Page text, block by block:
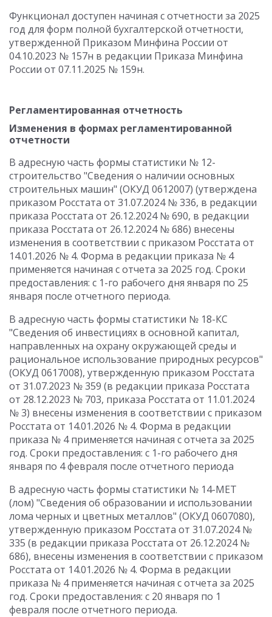
Функционал доступен начиная с отчетности за 2025
год для форм полной бухгалтерской отчетности,
утвержденной Приказом Минфина России от
04.10.2023 № 157н в редакции Приказа Минфина
России от 07.11.2025 № 159н.
Регламентированная отчетность
Изменения в формах регламентированной
отчетности
В адресную часть формы статистики № 12-
строительство "Сведения о наличии основных
строительных машин" (ОКУД 0612007) (утверждена
приказом Росстата от 31.07.2024 № 336, в редакции
приказа Росстата от 26.12.2024 № 690, в редакции
приказа Росстата от 26.12.2024 № 686) внесены
изменения в соответствии с приказом Росстата от
14.01.2026 № 4. Форма в редакции приказа № 4
применяется начиная с отчета за 2025 год. Сроки
предоставления: с 1-го рабочего дня января по 25
января после отчетного периода.
В адресную часть формы статистики № 18-КС
"Сведения об инвестициях в основной капитал,
направленных на охрану окружающей среды и
рациональное использование природных ресурсов"
(ОКУД 0617008), утвержденную приказом Росстата
от 31.07.2023 № 359 (в редакции приказа Росстата
от 28.12.2023 № 703, приказа Росстата от 11.01.2024
№ 3) внесены изменения в соответствии с приказом
Росстата от 14.01.2026 № 4. Форма в редакции
приказа № 4 применяется начиная с отчета за 2025
год. Сроки предоставления: с 1-го рабочего дня
января по 4 февраля после отчетного периода
В адресную часть формы статистики № 14-МЕТ
(лом) "Сведения об образовании и использовании
лома черных и цветных металлов" (ОКУД 0607080),
утвержденную приказом Росстата от 31.07.2024 №
335 (в редакции приказа Росстата от 26.12.2024 №
686), внесены изменения в соответствии с приказом
Росстата от 14.01.2026 № 4. Форма в редакции
приказа № 4 применяется начиная с отчета за 2025
год. Сроки предоставления: с 20 января по 1
февраля после отчетного периода.